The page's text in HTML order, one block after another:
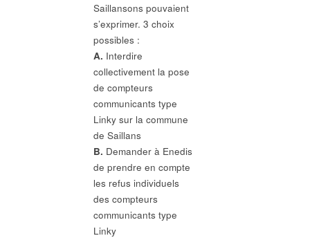
Saillansons pouvaient
s’exprimer. 3 choix
possibles :
A. Interdire
collectivement la pose
de compteurs
communicants type
Linky sur la commune
de Saillans
B. Demander à Enedis
de prendre en compte
les refus individuels
des compteurs
communicants type
Linky